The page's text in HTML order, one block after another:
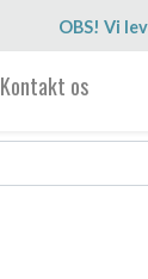
OBS! Vi
Kontakt os